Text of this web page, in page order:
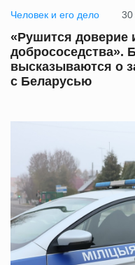
Человек и его дело 30
«Рушится доверие
добрососедства».
высказываются о
с Беларусью